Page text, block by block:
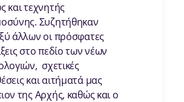
και τεχνητής
Συζητήθηκαν
άλλων οι πρόσφατες
στο πεδίο των νέων
σχετικές
και αιτήματά μας
της Αρχής, καθώς και ο